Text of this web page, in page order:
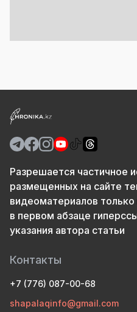
Разрешается частичное
размещенных на сайте
видеоматериалов
в первом абзаце
указания автора статьи
Контакты
+7 (776) 087-00-68
shapalaqinfo@gmail.com